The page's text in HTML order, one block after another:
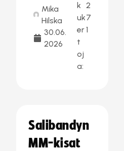
Mika
Hilska
30.06.
2026
k
uk
er
t
oj
a:
2
7
1
Salibandyn
MM-kisat